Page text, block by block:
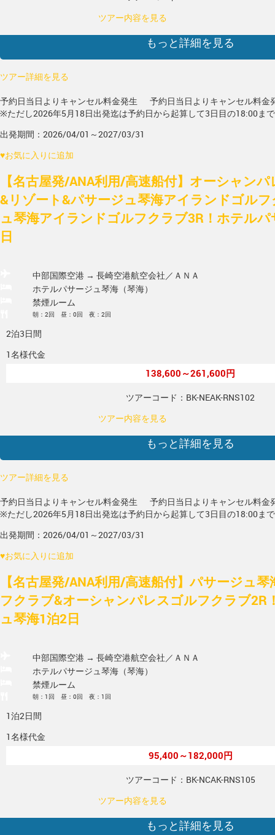
ツアー内容を見る
もっと詳細を見る
ツアー詳細を見る
予約日当日よりキャンセル料金発生
予約日当日よりキャンセル料金
※ただし2026年5月18日出発迄は予約日から起算して3日目の18:00ま
出発期間：2026/04/01～2027/03/31
♥お気に入りに追加
【名古屋発/ANA利用/高速船付】オーシャン
&リゾート&パサージュ琴海アイランドゴル
ュ琴海アイランドゴルフクラブ3R！ホテル
日
中部国際空港 → 長崎空港航空会社／ＡＮＡ
ホテルパサージュ琴海（琴海）
禁煙ルーム
朝：2回 昼：0回 夜：2回
2泊3日間
1名様代金
138,600～261,600円
ツアーコード：BK-NEAK-RNS102
ツアー内容を見る
もっと詳細を見る
ツアー詳細を見る
予約日当日よりキャンセル料金発生
予約日当日よりキャンセル料金
※ただし2026年5月18日出発迄は予約日から起算して3日目の18:00ま
出発期間：2026/04/01～2027/03/31
♥お気に入りに追加
【名古屋発/ANA利用/高速船付】パサージュ
フクラブ&オーシャンパレスゴルフクラブ2R
ュ琴海1泊2日
中部国際空港 → 長崎空港航空会社／ＡＮＡ
ホテルパサージュ琴海（琴海）
禁煙ルーム
朝：1回 昼：0回 夜：1回
1泊2日間
1名様代金
95,400～182,000円
ツアーコード：BK-NCAK-RNS105
ツアー内容を見る
もっと詳細を見る